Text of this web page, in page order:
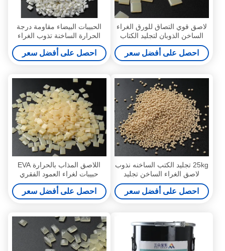
لاصق قوي التصاق للورق الغراء
الساخن الذوبان لتجليد الكتاب
احصل على أفضل سعر
الحبيبات البيضاء مقاومة درجة
الحرارة الساخنة تذوب الغراء
لاصق تجليد الكتاب
احصل على أفضل سعر
25kg تجليد الكتب الساخنه نذوب
لاصق الغراء الساخن تجليد
الكتاب 9009-54-5
احصل على أفضل سعر
اللاصق المذاب بالحرارة EVA
حبيبات لغراء العمود الفقري
لربط الكتب
احصل على أفضل سعر